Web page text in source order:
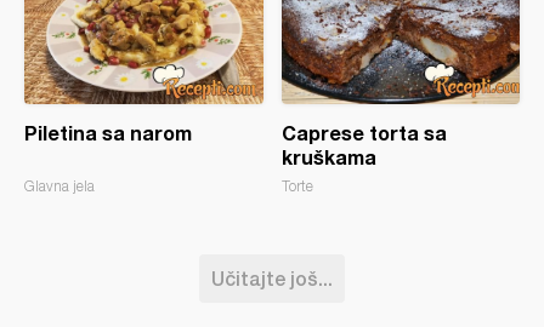
Piletina sa narom
Glavna jela
Caprese torta sa
kruškama
Torte
Učitajte još...